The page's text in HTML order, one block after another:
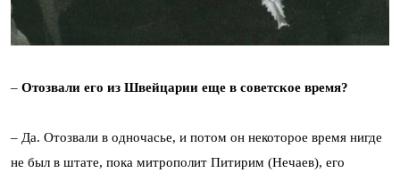
– Отозвали его из Швейцарии еще в советское время?
– Да. Отозвали в одночасье, и потом он некоторое время нигде
не был в штате, пока митрополит Питирим (Нечаев), его